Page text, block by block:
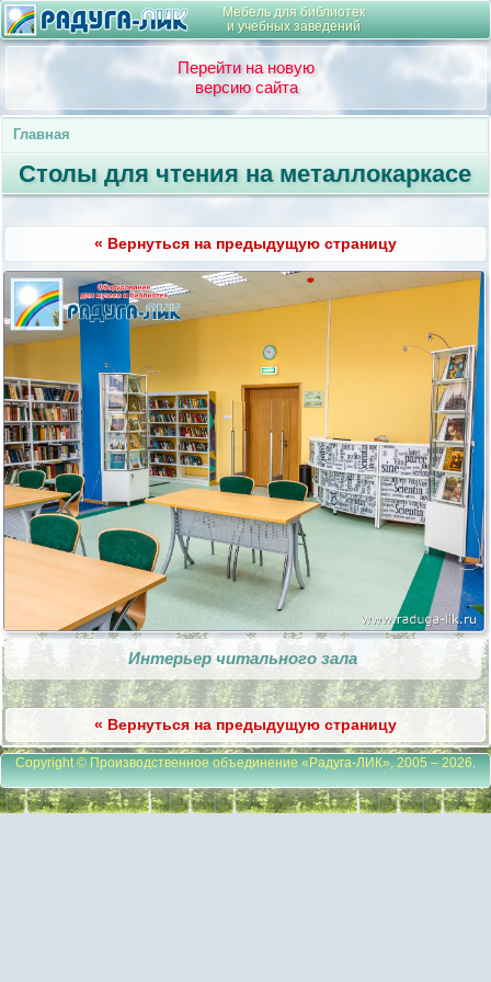
Мебель для библиотек
и учебных заведений
Перейти на новую
версию сайта
Главная
Столы для чтения на металлокаркасе
« Вернуться на предыдущую страницу
Интерьер читального зала
« Вернуться на предыдущую страницу
Copyright © Производственное объединение «Радуга-ЛИК», 2005 – 2026.